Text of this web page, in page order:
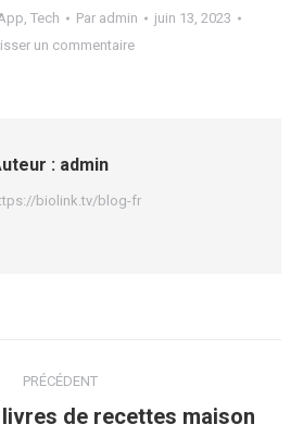
, Tech Par admin
juin 13, 2023
un commentaire
: admin
biolink.tv/blog-fr
PRÉCÉDENT
Article
de recettes maison